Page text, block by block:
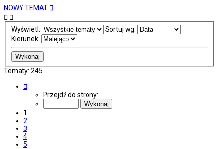
NOWY TEMAT
Wyświetl:
Sortuj wg:
Kierunek:
Tematy: 245
Przejdź do strony:
1
2
3
4
5